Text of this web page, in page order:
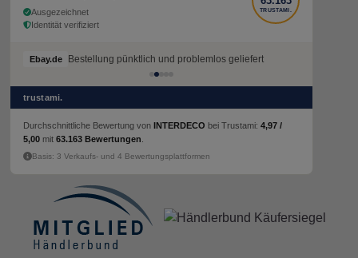
Ausgezeichnet
Identität verifiziert
TRUSTAMI.
Ebay.de Bestellung pünktlich und problemlos geliefert
Ebay.de Bestellung pünktlich und problemlos geliefert
trustami.
Durchschnittliche Bewertung von INTERDECO bei Trustami: 4,97 /
5,00 mit 63.163 Bewertungen
Basis: 3 Verkaufs- und 4 Bewertungsplattformen